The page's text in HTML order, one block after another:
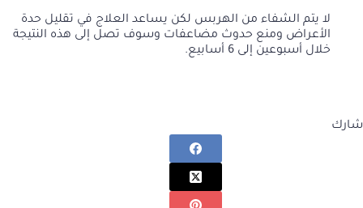
لا يتم الشفاء من الهربس لكن يساعد العلاج في تقليل حدة
الأعراض ومنع حدوث مضاعفات وسوف تصل إلى هذه النتيجة
خلال أسبوعين إلى 6 أسابيع.
شارك